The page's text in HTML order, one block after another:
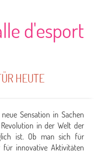
d'esport
HEUTE
Sensation in Sachen
in der Welt der
ist. Ob man sich für
für innovative Aktivitäten